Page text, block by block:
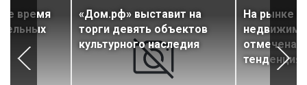
время
«Дом.рф» выставит на
торги девять объектов
культурного наследия
На рынке
отмечена
тенденция